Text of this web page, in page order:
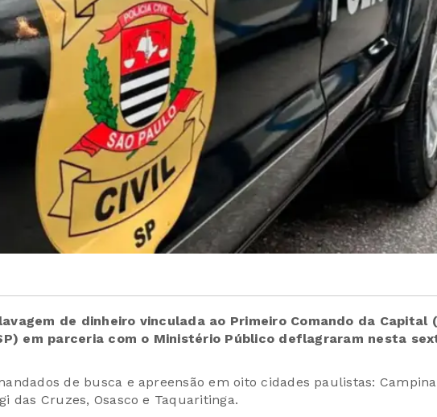
de dinheiro vinculada ao Primeiro Comando da Capital
em parceria com o Ministério Público deflagraram nesta
de busca e apreensão em oito cidades paulistas:
das Cruzes, Osasco e Taquaritinga.